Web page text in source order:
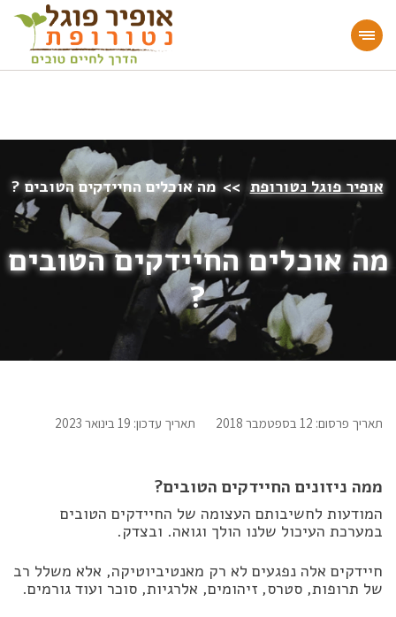
מעוניינים להעמיק או להתחיל דרך חיים בריאה?
הצטרפו לאתר!
אופיר פוגל נטורופת >>מה אוכלים החיידקים הטובים ?
מה אוכלים החיידקים הטובים
?
תאריך פרסום: 12 בספטמבר 2018 תאריך עדכון: 19 בינואר 2023
ממה ניזונים החיידקים הטובים?
המודעות לחשיבותם העצומה של החיידקים הטובים
במערכת העיכול שלנו הולך וגואה. ובצדק.
חיידקים אלה נפגעים לא רק מאנטיביוטיקה, אלא משלל רב
של תרופות, סטרס, זיהומים, אלרגיות, סוכר ועוד גורמים.